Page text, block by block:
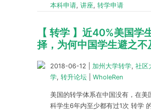
本科申请, 讲座, 转学申请
【 转学 】近40%美国学
择，为何中国学生避之不
2018-06-12 加州大学转学, 社区
学, 转升论坛 WholeRen
美国的转学体系在中国没有，在美
科学生6年内至少都有过1次 转学